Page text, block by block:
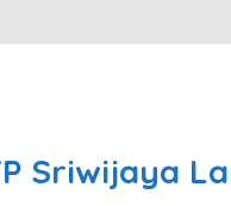
Sriwijaya